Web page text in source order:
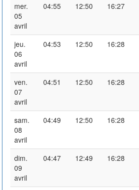
mer.
05
avril
04:55 12:50 16:27
jeu.
06
avril
04:53 12:50 16:28
ven.
07
avril
04:51 12:50 16:28
sam.
08
avril
04:49 12:50 16:28
dim.
09
avril
04:47 12:49 16:28